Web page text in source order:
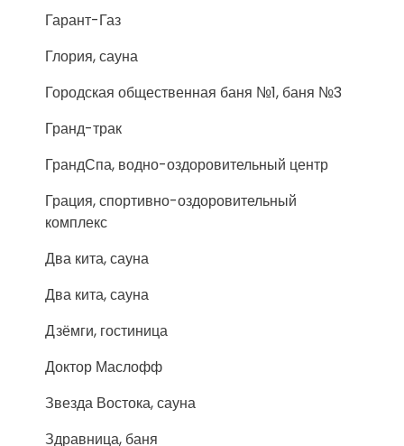
Гарант-Газ
Глория, сауна
Городская общественная баня №1, баня №3
Гранд-трак
ГрандСпа, водно-оздоровительный центр
Грация, спортивно-оздоровительный
комплекс
Два кита, сауна
Два кита, сауна
Дзёмги, гостиница
Доктор Маслофф
Звезда Востока, сауна
Здравница, баня